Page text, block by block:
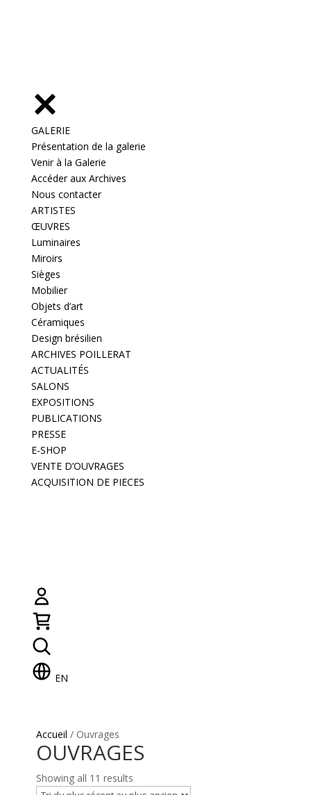
GALERIE
Présentation de la galerie
Venir à la Galerie
Accéder aux Archives
Nous contacter
ARTISTES
ŒUVRES
Luminaires
Miroirs
Sièges
Mobilier
Objets d’art
Céramiques
Design brésilien
ARCHIVES POILLERAT
ACTUALITÉS
SALONS
EXPOSITIONS
PUBLICATIONS
PRESSE
E-SHOP
VENTE D’OUVRAGES
ACQUISITION DE PIECES
EN
Accueil / Ouvrages
OUVRAGES
Showing all 11 results